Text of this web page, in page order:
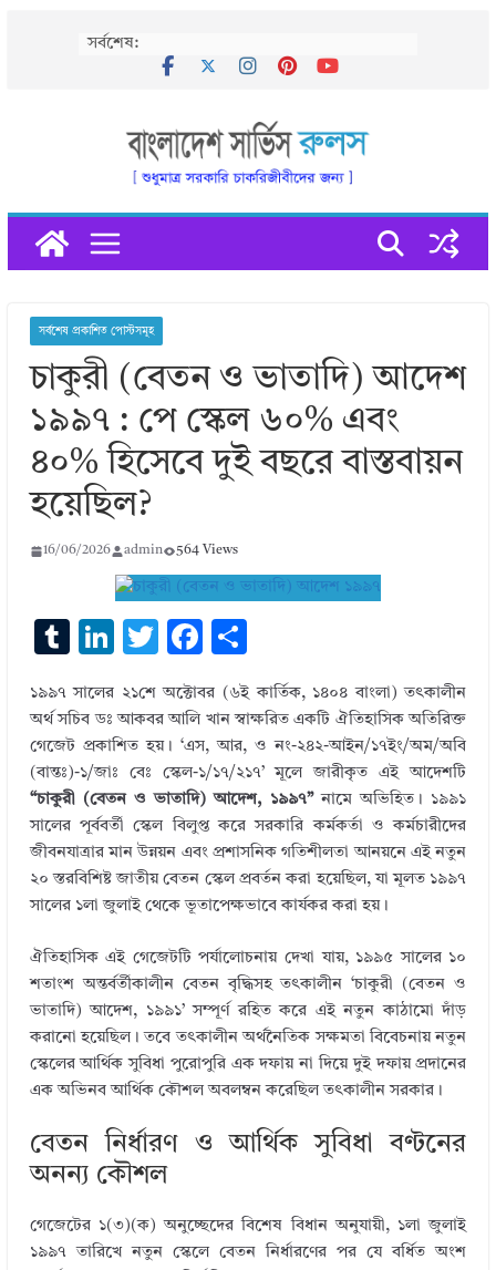
সর্বশেষ:
সর্বশেষ প্রকাশিত পোস্টসমূহ
চাকুরী (বেতন ও ভাতাদি) আদেশ
১৯৯৭ : পে স্কেল ৬০% এবং
৪০% হিসেবে দুই বছরে বাস্তবায়ন
হয়েছিল?
16/06/2026 admin 564 Views
T
m
bl
r
Li
k
e
dI
n
T
it
te
r
F
e
b
o
o
k
ar
e
১৯৯৭ সালের ২১শে অক্টোবর (৬ই কার্তিক, ১৪০৪ বাংলা) তৎকালীন
অর্থ সচিব ডঃ আকবর আলি খান স্বাক্ষরিত একটি ঐতিহাসিক অতিরিক্ত
গেজেট প্রকাশিত হয়। ‘এস, আর, ও নং-২৪২-আইন/১৭ইং/অম/অবি
(বান্তঃ)-১/জাঃ বেঃ স্কেল-১/১৭/২১৭’ মূলে জারীকৃত এই আদেশটি
“চাকুরী (বেতন ও ভাতাদি) আদেশ, ১৯৯৭”নামে অভিহিত। ১৯৯১
সালের পূর্ববর্তী স্কেল বিলুপ্ত করে সরকারি কর্মকর্তা ও কর্মচারীদের
জীবনযাত্রার মান উন্নয়ন এবং প্রশাসনিক গতিশীলতা আনয়নে এই নতুন
২০ স্তরবিশিষ্ট জাতীয় বেতন স্কেল প্রবর্তন করা হয়েছিল, যা মূলত ১৯৯৭
সালের ১লা জুলাই থেকে ভূতাপেক্ষভাবে কার্যকর করা হয়।
ঐতিহাসিক এই গেজেটটি পর্যালোচনায় দেখা যায়, ১৯৯৫ সালের ১০
শতাংশ অন্তর্বর্তীকালীন বেতন বৃদ্ধিসহ তৎকালীন ‘চাকুরী (বেতন ও
ভাতাদি) আদেশ, ১৯৯১’ সম্পূর্ণ রহিত করে এই নতুন কাঠামো দাঁড়
করানো হয়েছিল। তবে তৎকালীন অর্থনৈতিক সক্ষমতা বিবেচনায় নতুন
স্কেলের আর্থিক সুবিধা পুরোপুরি এক দফায় না দিয়ে দুই দফায় প্রদানের
এক অভিনব আর্থিক কৌশল অবলম্বন করেছিল তৎকালীন সরকার।
বেতন নির্ধারণ ও আর্থিক সুবিধা বণ্টনের
অনন্য কৌশল
গেজেটের ১(৩)(ক) অনুচ্ছেদের বিশেষ বিধান অনুযায়ী, ১লা জুলাই
১৯৯৭ তারিখে নতুন স্কেলে বেতন নির্ধারণের পর যে বর্ধিত অংশ